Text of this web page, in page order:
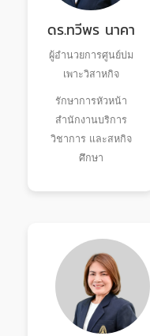
ดร.ทวีพร นาคา
ผู้อำนวยการศูนย์บ่ม
เพาะวิสาหกิจ
รักษาการหัวหน้า
สำนักงานบริการ
วิชาการ และสหกิจ
ศึกษา